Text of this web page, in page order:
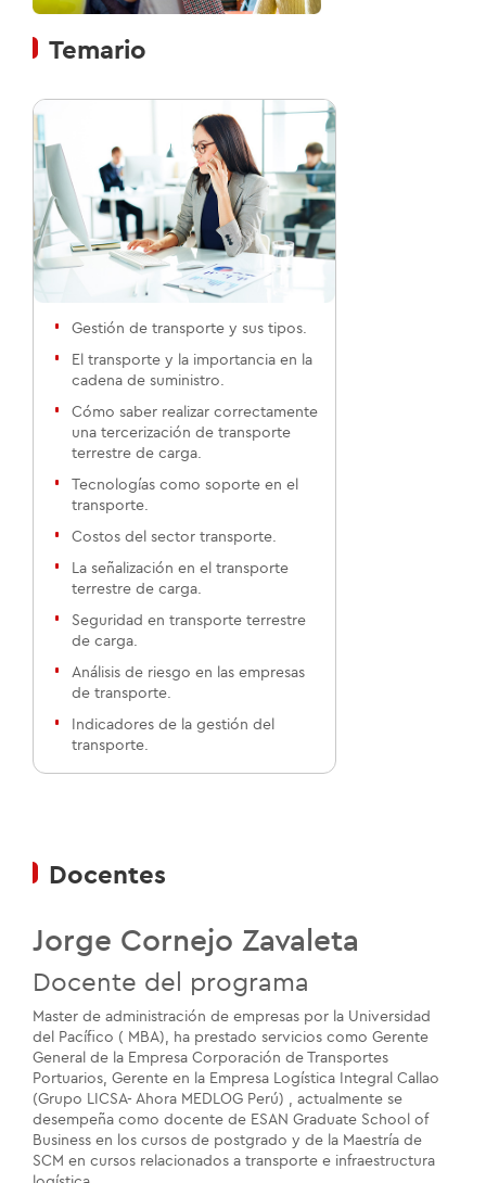
Temario
Gestión de transporte y sus tipos.
El transporte y la importancia en la
cadena de suministro.
Cómo saber realizar correctamente
una tercerización de transporte
terrestre de carga.
Tecnologías como soporte en el
transporte.
Costos del sector transporte.
La señalización en el transporte
terrestre de carga.
Seguridad en transporte terrestre
de carga.
Análisis de riesgo en las empresas
de transporte.
Indicadores de la gestión del
transporte.
Docentes
Jorge Cornejo Zavaleta
Docente del programa
Master de administración de empresas por la Universidad
del Pacífico ( MBA), ha prestado servicios como Gerente
General de la Empresa Corporación de Transportes
Portuarios, Gerente en la Empresa Logística Integral Callao
(Grupo LICSA- Ahora MEDLOG Perú) , actualmente se
desempeña como docente de ESAN Graduate School of
Business en los cursos de postgrado y de la Maestría de
SCM en cursos relacionados a transporte e infraestructura